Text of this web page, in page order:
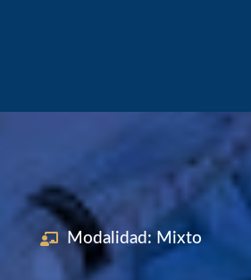
Modalidad : Mixto